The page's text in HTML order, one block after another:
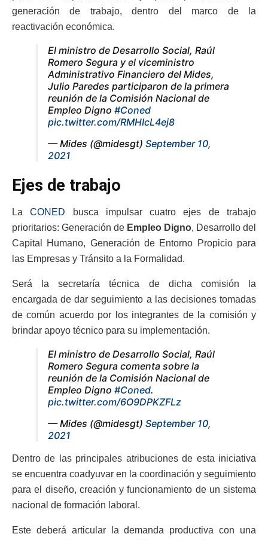
generación de trabajo, dentro del marco de la
reactivación económica.
El ministro de Desarrollo Social, Raúl
Romero Segura y el viceministro
Administrativo Financiero del Mides,
Julio Paredes participaron de la primera
reunión de la Comisión Nacional de
Empleo Digno #Coned
pic.twitter.com/RMHIcL4ej8
— Mides (@midesgt) September 10,
2021
Ejes de trabajo
LaCONED busca impulsar cuatro ejes de trabajo
prioritarios: Generación de Empleo Digno, Desarrollo del
Capital Humano, Generación de Entorno Propicio para
las Empresas y Tránsito a la Formalidad.
Será la secretaría técnica de dicha comisión la
encargada de dar seguimiento a las decisiones tomadas
de común acuerdo por los integrantes de la comisión y
brindar apoyo técnico para su implementación.
El ministro de Desarrollo Social, Raúl
Romero Segura comenta sobre la
reunión de la Comisión Nacional de
Empleo Digno #Coned.
pic.twitter.com/6O9DPKZFLz
— Mides (@midesgt) September 10,
2021
Dentro de las principales atribuciones de esta iniciativa
se encuentra coadyuvar en la coordinación y seguimiento
para el diseño, creación y funcionamiento de un sistema
nacional de formación laboral.
Este deberá articular la demanda productiva con una